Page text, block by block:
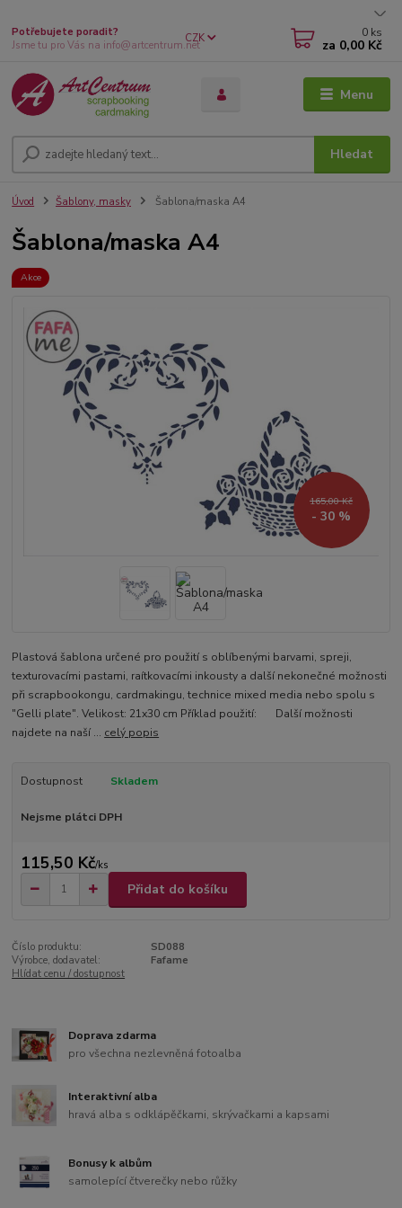
Menu
CZK
Hledat
Potřebujete poradit?
Jsme tu pro Vás na info@artcentrum.net
0 ks
za 0,00 Kč
Úvod Šablony, masky Šablona/maska A4
Šablona/maska A4
Akce
165,00 Kč
- 30 %
Plastová šablona určené pro použití s oblíbenými barvami, spreji,
texturovacími pastami, raítkovacími inkousty a další nekonečné možnosti
při scrapbookongu, cardmakingu, technice mixed media nebo spolu s
"Gelli plate". Velikost: 21x30 cm Příklad použití: Další možnosti
najdete na naší ... celý popis
Dostupnost Skladem
Nejsme plátci DPH
115,50 Kč/ks
Přidat do košíku
Číslo produktu:
SD088
Výrobce, dodavatel:
Fafame
Hlídat cenu / dostupnost
Doprava zdarma
pro všechna nezlevněná fotoalba
Interaktivní alba
hravá alba s odklápěčkami, skrývačkami a kapsami
Bonusy k albům
samolepící čtverečky nebo růžky